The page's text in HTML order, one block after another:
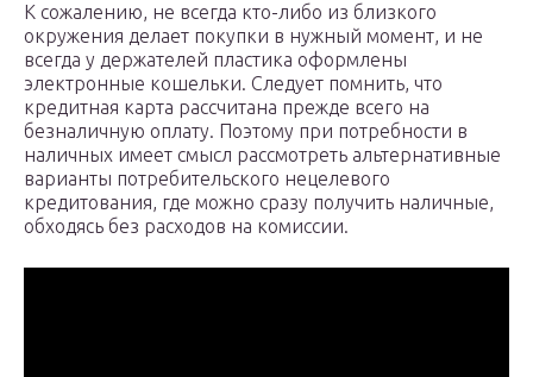
К сожалению, не всегда кто-либо из близкого
окружения делает покупки в нужный момент, и не
всегда у держателей пластика оформлены
электронные кошельки. Следует помнить, что
кредитная карта рассчитана прежде всего на
безналичную оплату. Поэтому при потребности в
наличных имеет смысл рассмотреть альтернативные
варианты потребительского нецелевого
кредитования, где можно сразу получить наличные,
обходясь без расходов на комиссии.